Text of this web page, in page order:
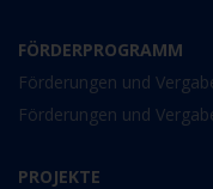
FÖRDERPROGRAMM
Förderungen und
Förderungen und
PROJEKTE